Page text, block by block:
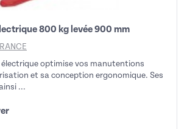
800 kg levée 900 mm
optimise vos manutentions
et sa conception ergonomique. Ses
...